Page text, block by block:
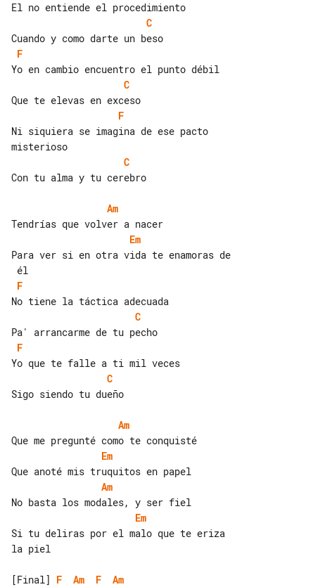
C
F
C
F
Ni siquiera se imagina de ese pacto
C
Con tu alma y tu cerebro
Am
Em
Para ver si en otra vida te enamoras de
F
C
F
C
Sigo siendo tu dueño
Am
Em
Am
Em
Si tu deliras por el malo que te eriza
la piel
[Final] F Am F Am